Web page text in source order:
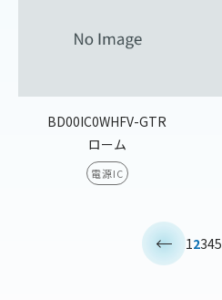
BD00IC0WHFV-GTR
ローム
電源IC
12345